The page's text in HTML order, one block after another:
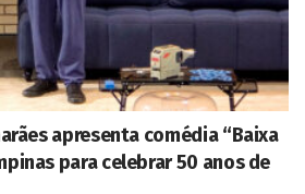
apresenta comédia “Baixa
para celebrar 50 anos de